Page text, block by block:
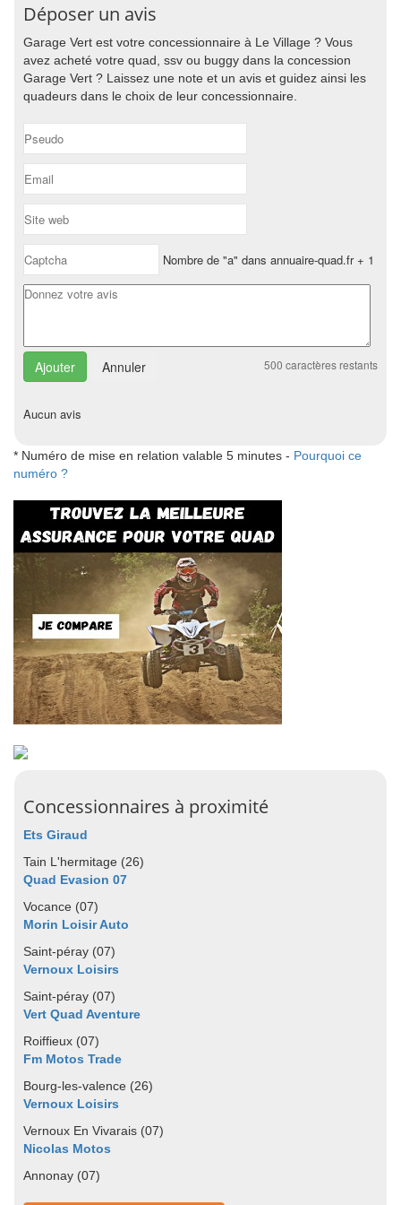
Déposer un avis
Garage Vert est votre concessionnaire à Le Village ? Vous
avez acheté votre quad, ssv ou buggy dans la concession
Garage Vert ? Laissez une note et un avis et guidez ainsi les
quadeurs dans le choix de leur concessionnaire.
Nombre de "a" dans annuaire-quad.fr + 1
Annuler 500 caractères restants
Aucun avis
* Numéro de mise en relation valable 5 minutes - Pourquoi ce
numéro ?
Concessionnaires à proximité
Ets Giraud
Tain L'hermitage (26)
Quad Evasion 07
Vocance (07)
Morin Loisir Auto
Saint-péray (07)
Vernoux Loisirs
Saint-péray (07)
Vert Quad Aventure
Roiffieux (07)
Fm Motos Trade
Bourg-les-valence (26)
Vernoux Loisirs
Vernoux En Vivarais (07)
Nicolas Motos
Annonay (07)